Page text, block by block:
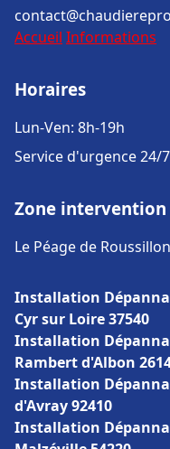
Accueil Informations
Horaires
Lun-Ven: 8h-19h
Service d'urgence 24/7
Zone intervention
Le Péage de
Installation
Cyr sur Loire 37540
Installation
Rambert d'Albon
Installation
d'Avray 92410
Installation